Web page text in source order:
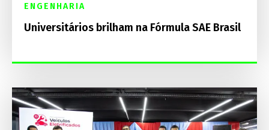
ENGENHARIA
Universitários brilham na Fórmula SAE Brasil